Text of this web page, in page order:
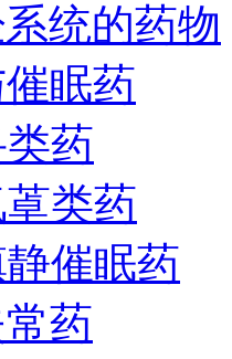
统的药物
眠药
药
类药
催眠药
药